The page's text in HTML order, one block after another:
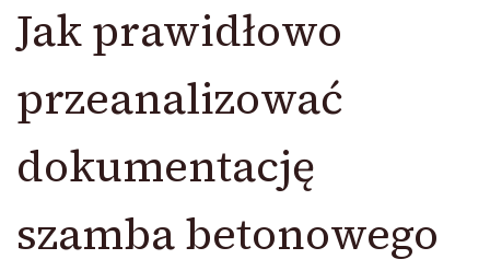
Jak prawidłowo
przeanalizować
dokumentację
szamba betonowego